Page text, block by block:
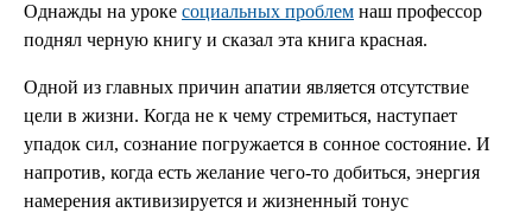
Однажды на уроке социальных проблем наш профессор
поднял черную книгу и сказал эта книга красная.
Одной из главных причин апатии является отсутствие
цели в жизни. Когда не к чему стремиться, наступает
упадок сил, сознание погружается в сонное состояние. И
напротив, когда есть желание чего-то добиться, энергия
намерения активизируется и жизненный тонус